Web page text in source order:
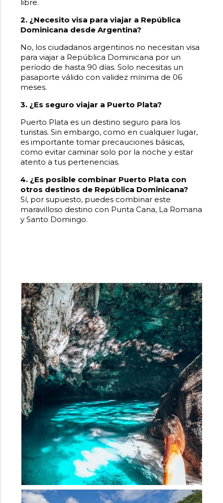
libre.
2. ¿Necesito visa para viajar a República
Dominicana desde Argentina?
No, los ciudadanos argentinos no necesitan visa
para viajar a República Dominicana por un
período de hasta 90 días. Solo necesitas un
pasaporte válido con validez mínima de 06
meses.
3. ¿Es seguro viajar a Puerto Plata?
Puerto Plata es un destino seguro para los
turistas. Sin embargo, como en cualquier lugar,
es importante tomar precauciones básicas,
como evitar caminar solo por la noche y estar
atento a tus pertenencias.
4. ¿Es posible combinar Puerto Plata con
otros destinos de República Dominicana?
Sí, por supuesto, puedes combinar este
maravilloso destino con Punta Cana, La Romana
y Santo Domingo.